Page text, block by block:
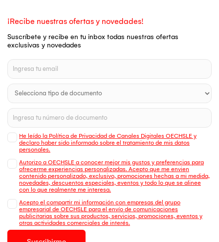
¡Recibe nuestras ofertas y novedades!
Suscríbete y recibe en tu inbox todas nuestras ofertas
exclusivas y novedades
He leído la Política de Privacidad de Canales Digitales OECHSLE y
declaro haber sido informado sobre el tratamiento de mis datos
personales.
Autorizo a OECHSLE a conocer mejor mis gustos y preferencias para
ofrecerme experiencias personalizadas. Acepto que me envien
contenido personalizado, exclusivo, promociones hechas a mi medida,
novedades, descuentos especiales, eventos y todo lo que se alinee
con lo que realmente me interesa.
Acepto el compartir mi información con empresas del grupo
empresarial de OECHSLE para el envío de comunicaciones
publicitarias sobre sus productos, servicios, promociones, eventos y
otras actividades comerciales de interés.